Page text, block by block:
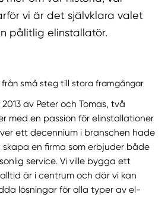
vi är det självklara valet
pålitlig elinstallatör.
från små steg till stora framgångar
av Peter och Tomas, två
med en passion för elinstallationer
ett decennium i branschen hade
en firma som erbjuder både
service. Vi ville bygga ett
är i centrum och där vi kan
lösningar för alla typer av el-